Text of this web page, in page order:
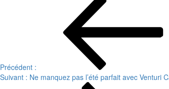
Précédent :
Suivant : Ne manquez pas l’été parfait avec Venturi